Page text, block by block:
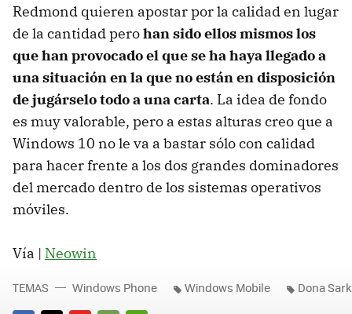
Redmond quieren apostar por la calidad en lugar
de la cantidad perohan sido ellos mismos los
que han provocado el que se ha haya llegado a
una situación en la que no están en disposición
de jugárselo todo a una carta. La idea de fondo
es muy valorable, pero a estas alturas creo que a
Windows 10 no le va a bastar sólo con calidad
para hacer frente a los dos grandes dominadores
del mercado dentro de los sistemas operativos
móviles.
Vía | Neowin
TEMAS Windows Phone Windows Mobile Dona